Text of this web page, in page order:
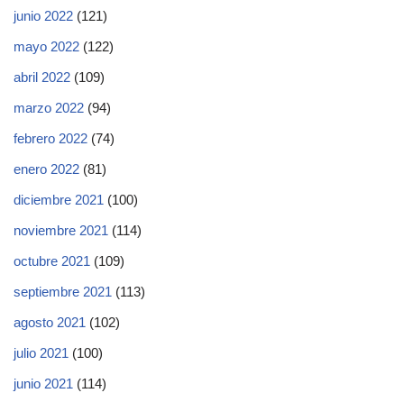
junio 2022 (121)
mayo 2022 (122)
abril 2022 (109)
marzo 2022 (94)
febrero 2022 (74)
enero 2022 (81)
diciembre 2021 (100)
noviembre 2021 (114)
octubre 2021 (109)
septiembre 2021 (113)
agosto 2021 (102)
julio 2021 (100)
junio 2021 (114)